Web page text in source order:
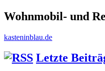
Wohnmobil- und
kasteninblau.de
Letzte